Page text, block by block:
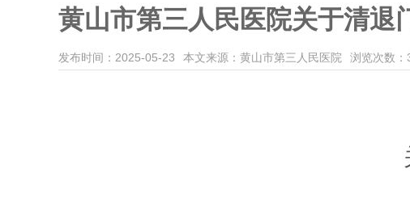
黄山市第三人民医院关于清退
发布时间：2025-05-23 本文来源：黄山市第三人民医院 浏览次数：